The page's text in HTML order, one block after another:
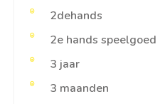
2dehands
2e hands speelgoed
3 jaar
3 maanden